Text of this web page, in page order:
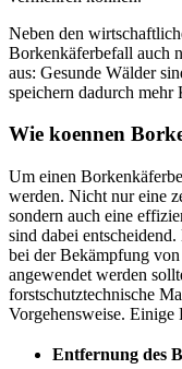
Neben den
Borkenkäferbefall auch
aus: Gesunde Wälder
speichern dadurch mehr
Wie koennen
Um einen
werden. Nicht nur eine
sondern auch eine
sind dabei
bei der Bekämpfung
angewendet werden
forstschutztechnische
Vorgehensweise. Einige
Entfernung des